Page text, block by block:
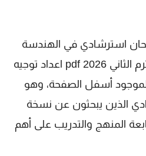
استرشادي في الهندسة
للصف الثالث الاعدادي الترم الثاني 2026 pdf اعداد توجيه
أسفل الصفحة، وهو
الذين يبحثون عن نسخة
المنهج والتدريب على أهم